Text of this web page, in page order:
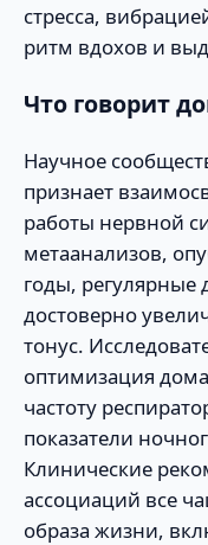
стресса,
ритм вдохов и
Что говорит
Научное
признает
работы нервной
метаанализов,
годы, регулярные
достоверно
тонус.
оптимизация
частоту
показатели
Клинические
ассоциаций все
образа жизни,